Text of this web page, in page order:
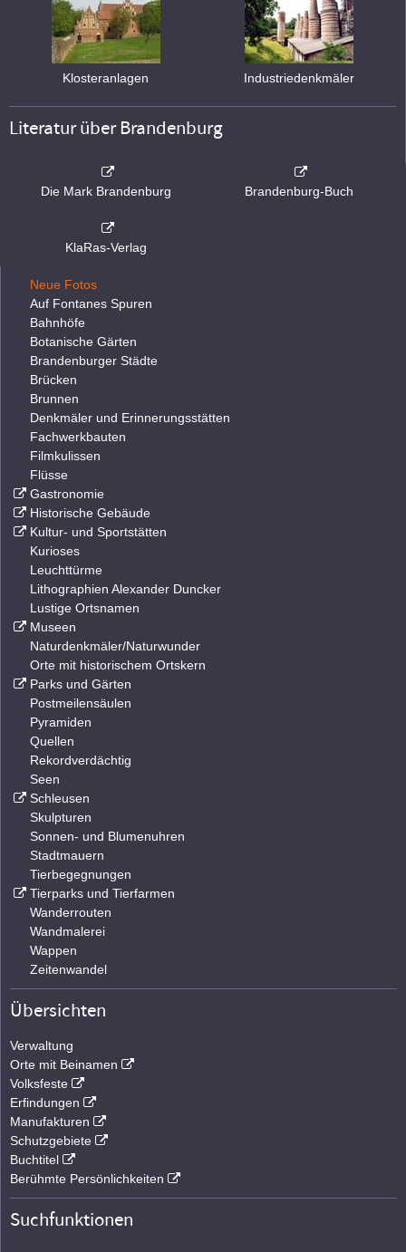
Klosteranlagen Industriedenkmäler
Literatur über Brandenburg
Die Mark Brandenburg Brandenburg-Buch
KlaRas-Verlag
Neue Fotos
Auf Fontanes Spuren
Bahnhöfe
Botanische Gärten
Brandenburger Städte
Brücken
Brunnen
Denkmäler und Erinnerungsstätten
Fachwerkbauten
Filmkulissen
Flüsse
Gastronomie
Historische Gebäude
Kultur- und Sportstätten
Kurioses
Leuchttürme
Lithographien Alexander Duncker
Lustige Ortsnamen
Museen
Naturdenkmäler/Naturwunder
Orte mit historischem Ortskern
Parks und Gärten
Postmeilensäulen
Pyramiden
Quellen
Rekordverdächtig
Seen
Schleusen
Skulpturen
Sonnen- und Blumenuhren
Stadtmauern
Tierbegegnungen
Tierparks und Tierfarmen
Wanderrouten
Wandmalerei
Wappen
Zeitenwandel
Übersichten
Verwaltung
Orte mit Beinamen
Volksfeste
Erfindungen
Manufakturen
Schutzgebiete
Buchtitel
Berühmte Persönlichkeiten
Suchfunktionen